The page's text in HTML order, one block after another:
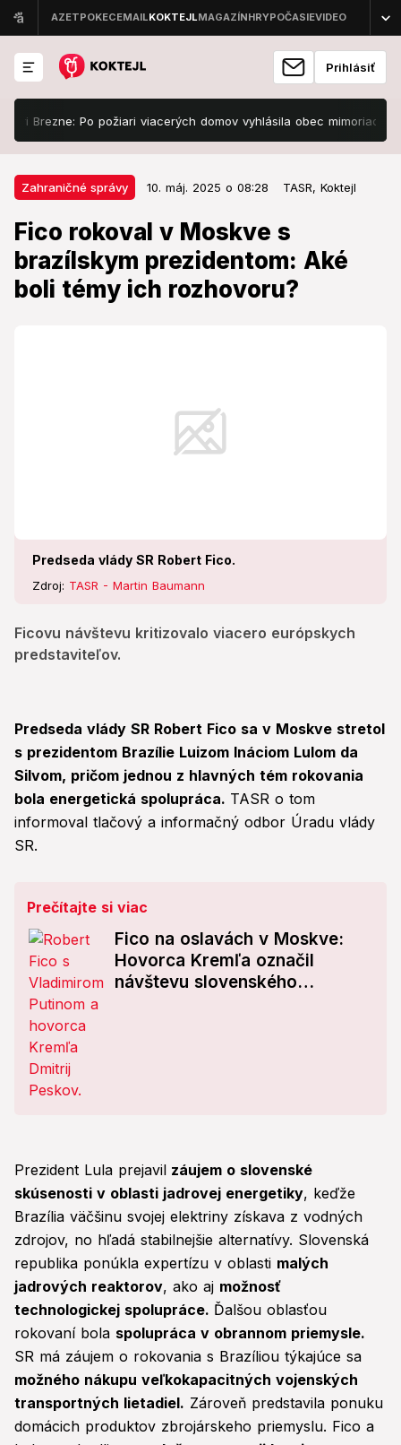
Prihlásiť
Po požiari viacerých domov vyhlásila obec mimoriadnu
Zahraničné správy 10. máj. 2025 o 08:28 TASR, Koktejl
Fico rokoval v Moskve s
brazílskym prezidentom: Aké
boli témy ich rozhovoru?
Predseda vlády SR Robert Fico.
Zdroj: TASR - Martin Baumann
Ficovu návštevu kritizovalo viacero európskych
predstaviteľov.
Zahraničné správy 10. máj. 2025 o 08:28
Fico rokoval v Moskve s
brazílskym prezidentom: Aké boli
témy ich rozhovoru?
Predseda vlády SR Robert Fico sa v Moskve stretol
s prezidentom Brazílie Luizom Ináciom Lulom da
Silvom, pričom jednou z hlavných tém rokovania
bola energetická spolupráca. TASR o tom
informoval tlačový a informačný odbor Úradu vlády
SR.
Prečítajte si viac
Fico na oslavách v Moskve:
Hovorca Kremľa označil
návštevu slovenského
Prezident Lula prejavil záujem o slovenské
skúsenosti v oblasti jadrovej energetiky, keďže
Brazília väčšinu svojej elektriny získava z vodných
zdrojov, no hľadá stabilnejšie alternatívy. Slovenská
republika ponúkla expertízu v oblasti malých
jadrových reaktorov, ako aj možnosť
technologickej spolupráce. Ďalšou oblasťou
rokovaní bola spolupráca v obrannom priemysle.
SR má záujem o rokovania s Brazíliou týkajúce sa
možného nákupu veľkokapacitných vojenských
transportných lietadiel. Zároveň predstavila ponuku
domácich produktov zbrojárskeho priemyslu. Fico a